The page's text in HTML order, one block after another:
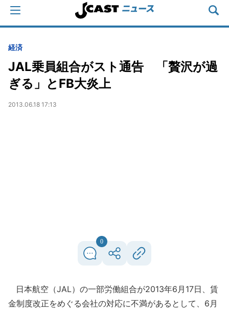
経済
JAL乗員組合がスト通告 「贅沢が過
ぎる」とFB大炎上
2013.06.18 17:13
0
日本航空（JAL）の一部労働組合が2013年6月17日、賃
金制度改正をめぐる会社の対応に不満があるとして、6月